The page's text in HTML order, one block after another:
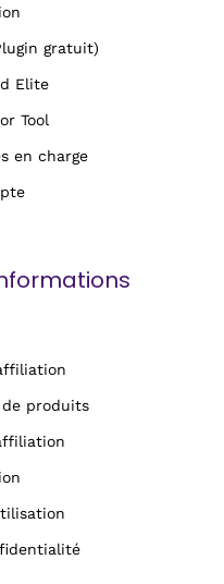
gratuit)
Elite
Tool
en charge
produits